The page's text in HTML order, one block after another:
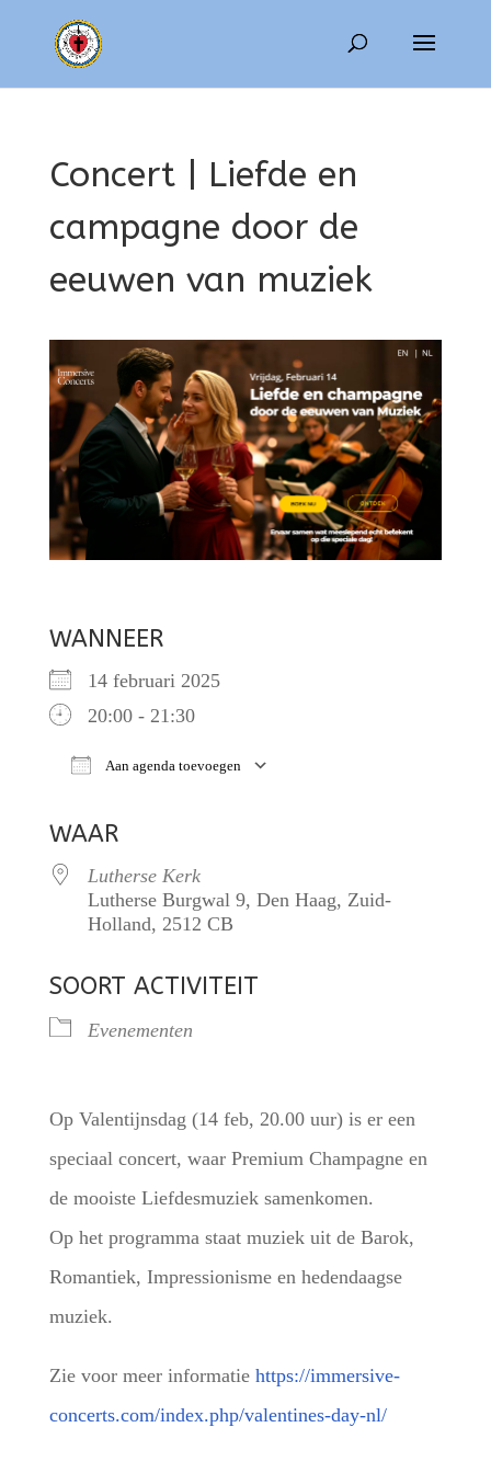
Concert | Liefde en
campagne door de
eeuwen van muziek
WANNEER
14 februari 2025
20:00 - 21:30
Aan agenda toevoegen
WAAR
Lutherse Kerk
Lutherse Burgwal 9, Den Haag, Zuid-
Holland, 2512 CB
SOORT ACTIVITEIT
Evenementen
Op Valentijnsdag (14 feb, 20.00 uur) is er een
speciaal concert, waar Premium Champagne en
de mooiste Liefdesmuziek samenkomen.
Op het programma staat muziek uit de Barok,
Romantiek, Impressionisme en hedendaagse
muziek.
Zie voor meer informatie https://immersive-
concerts.com/index.php/valentines-day-nl/